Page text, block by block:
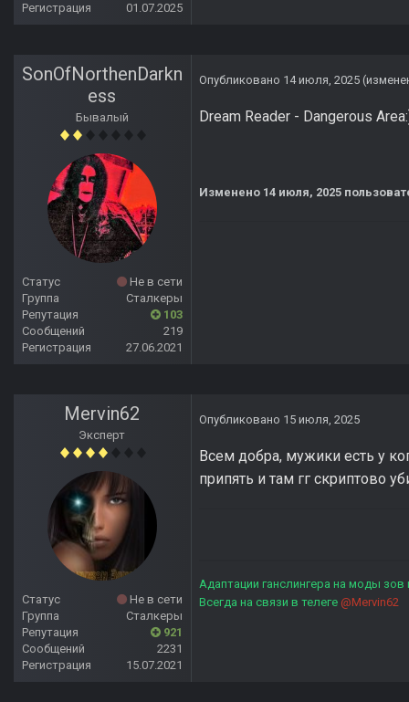
Регистрация
01.07.2025
SonOfNorthenDarkn
ess
Бывалый
Статус
Не в сети
Группа
Сталкеры
Репутация
103
Сообщений
219
Регистрация
27.06.2021
Опубликовано 14 июля, 2025
Dream Reader - Dangerous
Изменено 14 июля, 2025
Mervin62
Эксперт
Статус
Не в сети
Группа
Сталкеры
Репутация
921
Сообщений
2231
Регистрация
15.07.2021
Опубликовано 15 июля, 2025
Всем добра, мужики есть у
припять и там гг скриптово
Адаптации ганслингера на моды зов
Всегда на связи в телеге @Mervin62